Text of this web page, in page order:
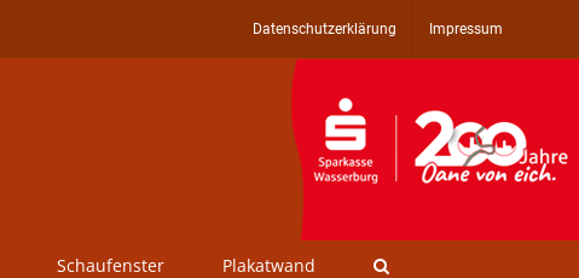
Datenschutzerklärung Impressum
Schaufenster Plakatwand